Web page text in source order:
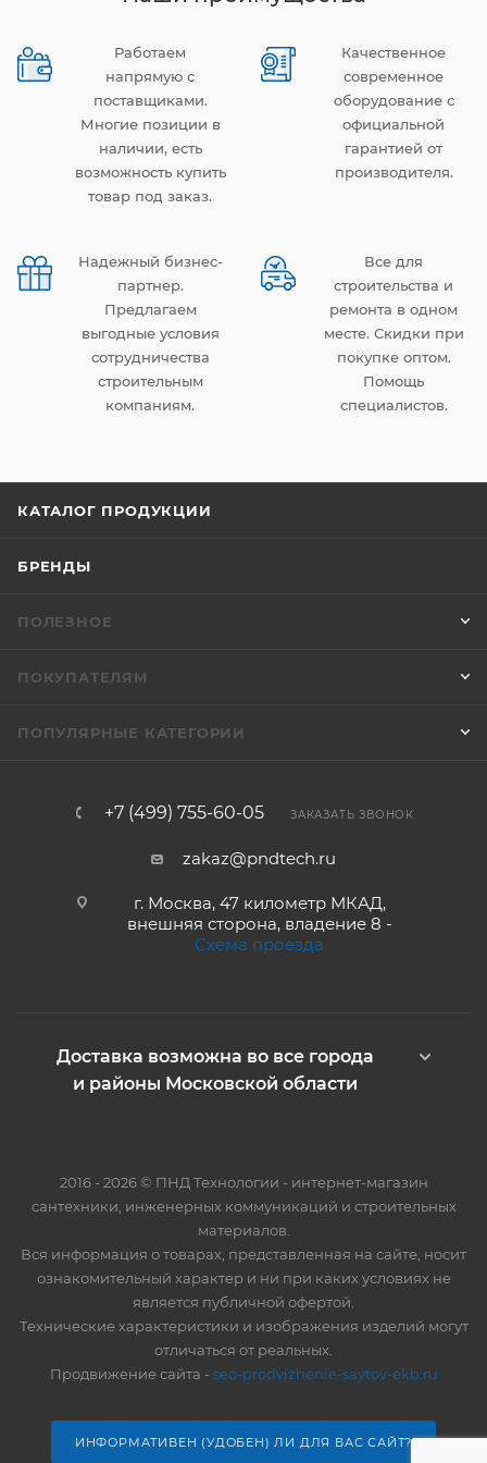
Работаем
напрямую с
поставщиками.
Многие позиции в
наличии, есть
возможность купить
товар под заказ.
Качественное
современное
оборудование с
официальной
гарантией от
производителя.
Надежный бизнес-
партнер.
Предлагаем
выгодные условия
сотрудничества
строительным
компаниям.
Все для
строительства и
ремонта в одном
месте. Скидки при
покупке оптом.
Помощь
специалистов.
КАТАЛОГ ПРОДУКЦИИ
БРЕНДЫ
ПОЛЕЗНОЕ
ПОКУПАТЕЛЯМ
ПОПУЛЯРНЫЕ КАТЕГОРИИ
+7 (499) 755-60-05 ЗАКАЗАТЬ ЗВОНОК
zakaz@pndtech.ru
г. Москва, 47 километр МКАД,
внешняя сторона, владение 8 -
Схема проезда
Доставка возможна во все города
и районы Московской области
2016 - 2026 © ПНД Технологии - интернет-магазин
сантехники, инженерных коммуникаций и строительных
материалов.
Вся информация о товарах, представленная на сайте, носит
ознакомительный характер и ни при каких условиях не
является публичной офертой.
Технические характеристики и изображения изделий могут
отличаться от реальных.
Продвижение сайта - seo-prodvizhenie-saytov-ekb.ru
ИНФОРМАТИВЕН (УДОБЕН) ЛИ ДЛЯ ВАС САЙТ?